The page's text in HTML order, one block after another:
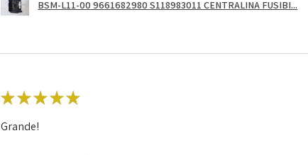
BSM-L11-00 9661682980 S118983011 CENTRALINA FUSIBI...
★★★★★
Grande!